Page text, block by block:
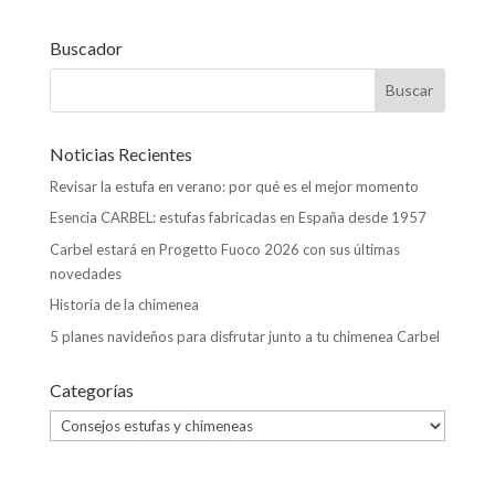
Buscador
Noticias Recientes
Revisar la estufa en verano: por qué es el mejor momento
Esencia CARBEL: estufas fabricadas en España desde 1957
Carbel estará en Progetto Fuoco 2026 con sus últimas
novedades
Historia de la chimenea
5 planes navideños para disfrutar junto a tu chimenea Carbel
Categorías
Categorías